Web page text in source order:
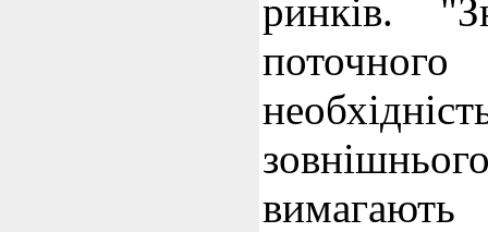
ринків.